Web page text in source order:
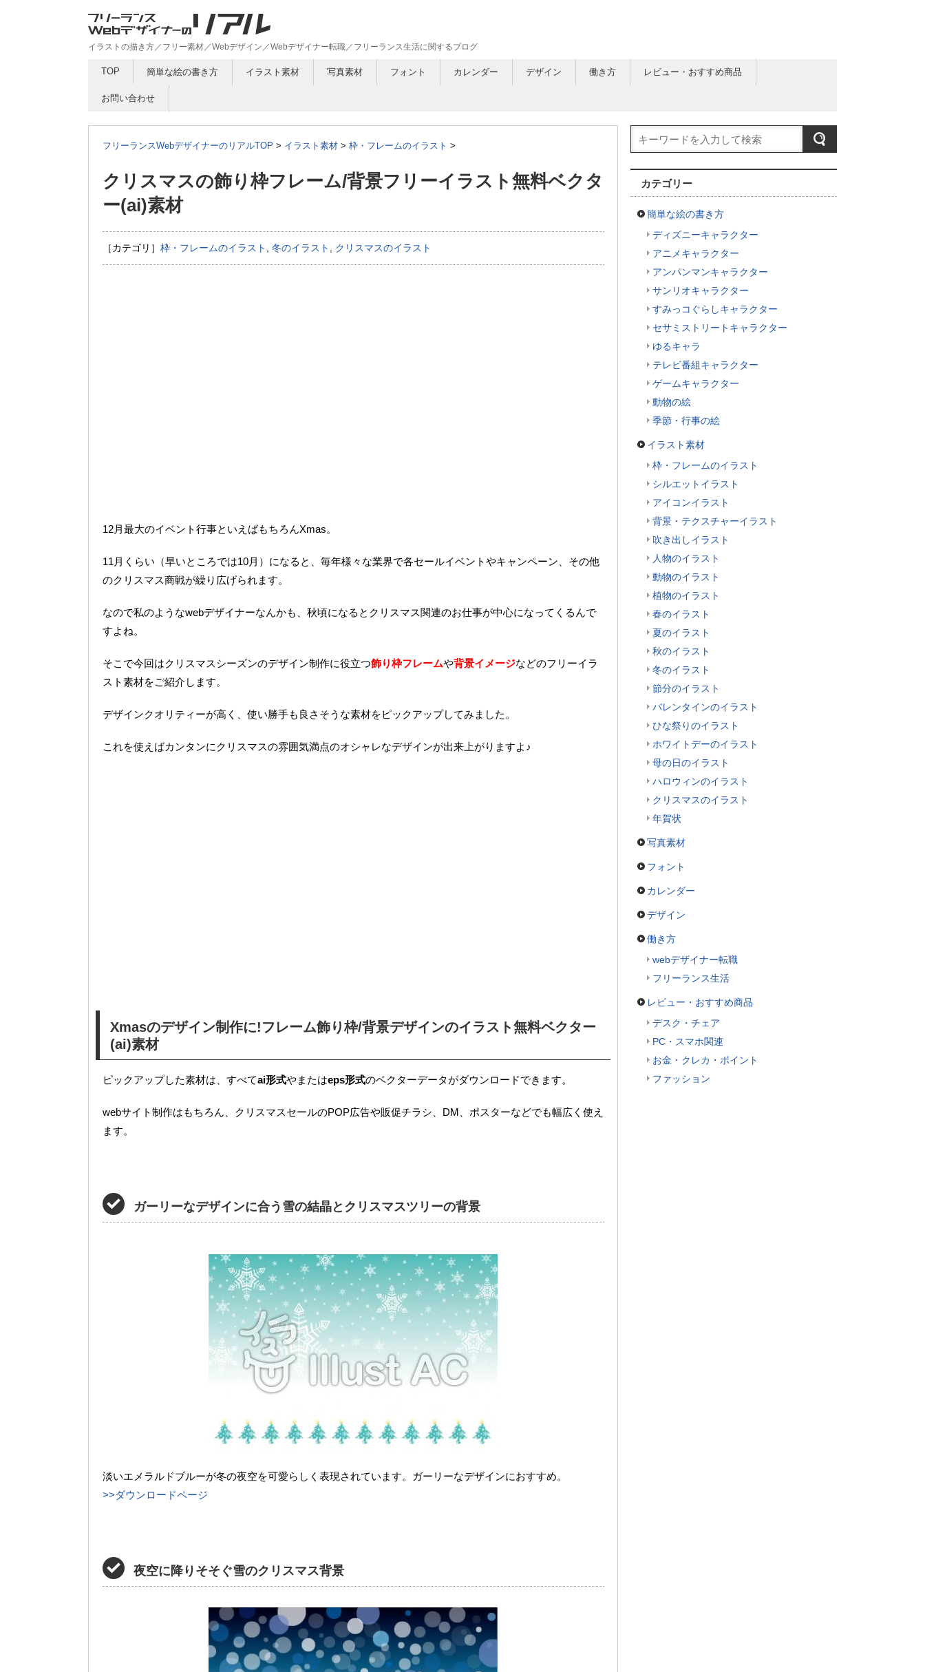
イラストの描き方／フリー素材／Webデザイン／Webデザイナー転職／フリーランス生活に関するブログ
TOP 簡単な絵の書き方 イラスト素材 写真素材 フォント カレンダー デザイン 働き方 レビュー・おすすめ商品
お問い合わせ
フリーランスWebデザイナーのリアルTOP > イラスト素材 > 枠・フレームのイラスト >
クリスマスの飾り枠フレーム/背景フリーイラスト無料ベクタ
ー(ai)素材
［カテゴリ］ 枠・フレームのイラスト 冬のイラスト クリスマスのイラスト
12月最大のイベント行事といえばもちろんXmas。
11月くらい（早いところでは10月）になると、毎年様々な業界で各セールイベントやキャンペーン、その他
のクリスマス商戦が繰り広げられます。
なので私のようなwebデザイナーなんかも、秋頃になるとクリスマス関連のお仕事が中心になってくるんで
すよね。
そこで今回はクリスマスシーズンのデザイン制作に役立つ飾り枠フレームや背景イメージなどのフリーイラ
スト素材をご紹介します。
デザインクオリティーが高く、使い勝手も良さそうな素材をピックアップしてみました。
これを使えばカンタンにクリスマスの雰囲気満点のオシャレなデザインが出来上がりますよ♪
Xmasのデザイン制作に!フレーム飾り枠/背景デザインのイラスト無料ベクター
(ai)素材
ピックアップした素材は、すべてai形式やまたはeps形式のベクターデータがダウンロードできます。
webサイト制作はもちろん、クリスマスセールのPOP広告や販促チラシ、DM、ポスターなどでも幅広く使え
ます。
ガーリーなデザインに合う雪の結晶とクリスマスツリーの背景
淡いエメラルドブルーが冬の夜空を可愛らしく表現されています。ガーリーなデザインにおすすめ。
>>ダウンロードページ
夜空に降りそそぐ雪のクリスマス背景
カテゴリー
簡単な絵の書き方
ディズニーキャラクター
アニメキャラクター
アンパンマンキャラクター
サンリオキャラクター
すみっコぐらしキャラクター
セサミストリートキャラクター
ゆるキャラ
テレビ番組キャラクター
ゲームキャラクター
動物の絵
季節・行事の絵
イラスト素材
枠・フレームのイラスト
シルエットイラスト
アイコンイラスト
背景・テクスチャーイラスト
吹き出しイラスト
人物のイラスト
動物のイラスト
植物のイラスト
春のイラスト
夏のイラスト
秋のイラスト
冬のイラスト
節分のイラスト
バレンタインのイラスト
ひな祭りのイラスト
ホワイトデーのイラスト
母の日のイラスト
ハロウィンのイラスト
クリスマスのイラスト
年賀状
写真素材
フォント
カレンダー
デザイン
働き方
webデザイナー転職
フリーランス生活
レビュー・おすすめ商品
デスク・チェア
PC・スマホ関連
お金・クレカ・ポイント
ファッション